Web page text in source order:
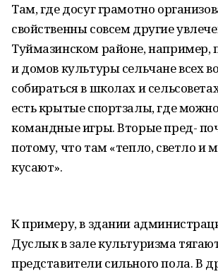
Там, где досуг грамотно
свойственны совсем другие
Туймазинском районе, например,
и домов культуры сельчане всех
собираться в школах и
есть крытые спортзалы, где
командные игры. Вторые пред-
потому, что там «тепло, светло и
кусают».
К примеру, в здании
Дуслык в зале культуризма
представители сильного пола. В